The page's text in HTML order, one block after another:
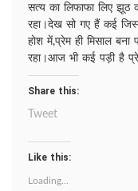
सत्य का लिफाफा लिए झूठ
रहा।देख सो गए हैं कई
होश में,प्रेम ही मिसाल
रहा।आज भी कई पड़ी है
Share this:
Tweet
Like this:
Loading...